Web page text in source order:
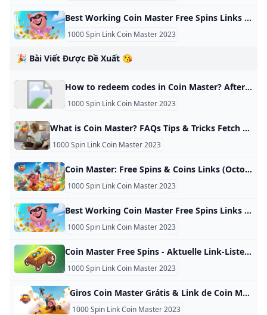
Best Working Coin Master Free Spins Links (October 2024) - Twinfinite Get all the free spins and coins you need in Coin Master! Get all the free spins and coins you need in Coin Master! Image via Moonton Coin Master developers publish free spin links every day. Because of that, we strongly recommend bookmarking this page to keep yourself updated with daily Coin Master free spins. Keep in mind that if you only see a couple of links early on in the day, it’s because developer Moon Active releases more links throughout the day.
1000 Spin Link Coin Master 2023
🎉 Bài Viết Được Đề Xuất 😘
How to redeem codes in Coin Master? After collecting your Coupon, you’ll be taken to the Gifts inbox. Click on Apply to redeem the Coupon and exit the Gifts inbox. Click on the menu button. Click on Buy Coins/Spins in the Main Menu.
1000 Spin Link Coin Master 2023
What is Coin Master? FAQs Tips & Tricks Fetch Play Game Coin Master is a fun single-player game that lets you win coins, build your village, and raid other players’ villages. Learn how to get free gift cards playing Coin Master! By Chris Pagnani February 14, 2024 Coin Master is a fun single-player, “casino-esque” mobile game that allows you to spin the slot machine and win coins. The coins you win then can be used to build up your village. Once you’ve built up your village, you’re able to progress to the next level.
1000 Spin Link Coin Master 2023
Coin Master: Free Spins & Coins Links (October 2024) - Updated Here’s a list of all the bonus links for free spins and coins in Coin Master so you can claim them as soon as possible and return to action. You get free spins, everyone gets free spins. 15 spins 25 spins 10 spins, 600k coins 15 spins Coin Master free spins and coins, October 23 15 spins 15 spins 15 spins 15 spins 15 spins 15 spins 10 spins, 600k coins Coin Master free spins and coins, October 22 15 spins 15 spins 15 spins 15 spins 15 spins Coin Master free spins and coins, October 21 15 spins 15 spins 15 spins 25 spins 15 spins 10 spins, 600k coins 15 spins Coin Master free spins and coins, October 20 15 spins 15 spins 15 spins 10 spins, 1 million coins 25 spins 25 spins 25 spins Coin Master free spins and coins, October 19 25 spins 25 spins 25 spins 25 spins 10 spins, 1 million coins Coin Master free spins and coins, October 18 25 spins 25 spins 25 spins 25 spins 25 spins 25 spins Coin Master free spins and coins, October 17 15 spins 15 spins 25 spins 15 spins 15 spins Coin Master free spins and coins, October 16 15 spins 15 spins 15 spins 10 spins, 600k coins 15 spins 15 spins 15 spins Coin Master free spins and coins, October 15 15 spins 15 spins 10 spins, 600k coins 15 spins 15 spins Coin Master free spins and coins, October 14 15 spins 15 spins 15 spins 25 spins 15 spins 15 spins 15 spins Coin Master free spins and coins, October 13 15 spins 15 spins 15 spins 25 spins 25 spins 25 spins Coin Master free spins and coins, October 12 25 spins 25 spins 25 spins 10 spins, 1 million coins 25 spins Coin Master free spins and coins, October 11 25 spins 10 spins, 1 million coins 25 spins 25 spins Coin Master free spins and coins, October 10 15 spins 25 spins 15 spins 15 spins 15 spins 15 spins Coin Master free spins and coins, October 9 15 spins 15 spins 15 spins 15 spins 10 spins, 600k coins Coin Master free spins and coins, October 8 15 spins 15 spins 15 spins 15 spins 15 spins 15 spins 35 spins 25 spins Coin Master free spins and coins, October 7 15 spins 25 spins 15 spins 15 spins Coin Master free spins and coins, October 6 15 spins 25 spins 25 spins 10 spins 25 spins 25 spins Coin Master free spins and coins, October 5 25 spins 25 spins 25 spins 10 spins, 1 million coins Coin Master free spins and coins, October 4 25 spins 25 spins 25 spins 10 spins, 1 million coins 25 spins Coin Master free spins and coins, October 3 25 spins 25 spins 25 spins 25 spins 30 spins 25 spins 10 spins, 1 million coins Coin Master free spins and coins, October 2 25 spins 25 spins Coin Master free spins and coins, October 1 25 spins 25 spins 30 spins 25 spins 25 spins 25 spins 25 spins Coin Master free spins and coins, September 30 25 spins 25 spins 25 spins 25 spins 25 spins Coin Master free spins and coins, September 29 25 spins 25 spins 25 spins 25 spins 25 spins Coin Master free spins and coins, September 28 25 spins 10 spins, 1 million coins 25 spins 25 spins 25 spins 25 spins 25 spins Coin Master free spins and coins, September 27 25 spins 25 spins 25 spins Coin Master free spins and coins, September 26 25 spins 30 spins 10 spins, 1 million coins 10 spins, 1 million coins 25 spins 25 spins 25 spins Coin Master free spins and coins, September 25 30 spins 25 spins 25 spins 25 spins 25 spins 25 spins 25 spins Coin Master free spins and coins, September 24 25 spins 30 spins 25 spins 10 spins, 1 million coins 10 spins, 1 million coins 25 spins Coin Master free spins and coins, September 23 10 spins, 1 million coins 30 spins 25 spins 25 spins 25 spins Coin Master free spins and coins, September 22 15 spins 15 spins 15 spins 15 spins 15 spins 15 spins 15 spins Coin Master free spins and coins, September 21 15 spins 15 spins 15 spins 10 spins, 600k coins Coin Master free spins and coins, September 20 15 spins 15 spins 10 spins, 600k coins 15 spins 15 spins Coin Master free spins and coins, September 19 15 spins 20 spins 15 spins 10 spins, 600k coins 15 spins Coin Master free spins and coins, September 18 15 spins 15 spins 10 spins, 1M coins 25 spins 25 spins 25 spins 25 spins 25 spins 25 spins 25 spins 25 spins 25 spins 25 spins Coin Master free spins and coins, September 16 15 spins 25 spins 10 spins, 600k coins 15 spins 15 spins Coin Master free spins and coins, September 15 15 spins 15 spins 15 spins 15 spins 10 spins, 600k coins 15 spins 15 spins Coin Master free spins and coins, September 14 15 Spins 15 Spins 15 spins 15 spins Coin Master free spins and coins, September 13 15 spins 15 spins 15 Spins Coin Master free spins and coins, September 12 15 spins 15 spins 25 spins 15 spins 10 spins, 600k coins 15 spins Coin Master free spins and coins, September 11 15 spins 15 spins 15 spins 10 spins, 600k coins 15 spins 15 spins Coin Master free spins and coins, September 10 15 spins 15 spins 15 spins 15 spins Coin Master free spins and coins, September 9 15 spins 15 spins 25 spins 15 spins 15 spins 15 spins 10 spins, 600k coins 15 spins Coin Master free spins and coins, September 8 25 spins 25 spins 25 spins 25 spins 25 spins 25 spins Coin Master free spins and coins, September 7 25 spins 25 spins 10 spins, 1 million coins Coin Master free spins and coins, September 6 25 spins 25 spins 10 spins, 600k coins 15 spins 15 spins Coin Master free spins and coins, September 5 15 spins 10 spins, 600k coins 15 spins 15 spins Coin Master free spins and coins, September 4 15 spins 15 spins 15 spins 15 spins 15 spins 15 spins 15 spins Coin Master free spins and coins, September 3 15 spins 15 spins 10 spins, 600k coins 15 spins Coin Master free spins and coins, September 2 15 spins 30 spins 20 spins 15 spins 10 spins, 600k coins 15 spins 15 spins Coin Master free spins and coins, September 1 15 spins 15 spins 15 spins 10 spins, 600k coins 15 spins 15 spins 15 spins If you can get more free spins and coins in Coin Master, you’ll get to speed up your progress in the game.
1000 Spin Link Coin Master 2023
Best Working Coin Master Free Spins Links (October 2024) - Twinfinite Get all the free spins and coins you need in Coin Master! Get all the free spins and coins you need in Coin Master! Image via Moonton Coin Master developers publish free spin links every day. Because of that, we strongly recommend bookmarking this page to keep yourself updated with daily Coin Master free spins. Keep in mind that if you only see a couple of links early on in the day, it’s because developer Moon Active releases more links throughout the day.
1000 Spin Link Coin Master 2023
Coin Master Free Spins - Aktuelle Link-Liste für 2024 Hier findet ihr tägliche aktuelle Links für Gratis Spins und Münzen in Coin Master. Mit unserer Link-Liste für 2024 bekommt ihr täglich kostenlose Versuche. Christopher Bahner,24.10.2024, 15:50 Uhr 3 min LesezeitLink-Liste 2024 für Gratis-Spins und Münzen in Coin Master. (© Screenshot und Bearbeitung GIGA) Anzeige Oktober 25 Spins 60 Spins 10 Spins und 1.000.000 Münzen 25 Spins 25 Spins Oktober 25 Spins 25 Spins 25 Spins 25 Spins 10 Spins und 1.
1000 Spin Link Coin Master 2023
Giros Coin Master Grátis & Link de Coin Master Free Spins! Quer saber onde obter Giros grátis no Coin Master? Este é o melhor lugar para encontrá-las diariamente. Nossa lista inclui não apenas os links de hoje, mas também os do passado, então se você perdeu algum, você ainda tem uma chance de coletá-lo! Os links para as últimas Spins grátis Coin Master são coletados dos Last Updated on 24 de outubro de 2024 Data Descripião Link 2024-10-24 25 rodadas Link 2024-10-24 10 rodadas, 1 milhão de moedas Link 2024-10-24 25 rodadas Link 2024-10-24 30 rodadas Link 2024-10-24 10 rodadas, 1 milhão de moedas Link 2024-10-24 25 rodadas Link 2024-10-23 25 rodadas Link 2024-10-23 Dez rodadas e um milhão de moedas Link 2024-10-23 25 rodadas Link 2024-10-23 25 rodadas Link 2024-10-23 25 rodadas Link 2024-10-23 25 rodadas Link 2024-10-23 25 rodadas Link 2024-10-22 30 rodadas Link 2024-10-22 25 rodadas Link 2024-10-22 25 rodadas Link 2024-10-22 25 rodadas Link 2024-10-22 25 rodadas Link 2024-10-21 25 rodadas Link 2024-10-21 25 rodadas Link 2024-10-21 25 rodadas Link 2024-10-21 10 rodadas, 1 milhão de moedas Link 2024-10-21 30 rodadas Link 2024-10-21 25 rodadas Link 2024-10-21 25 rodadas Link Giros Coin Master Gratis
1000 Spin Link Coin Master 2023